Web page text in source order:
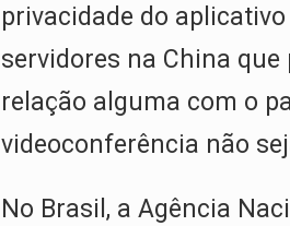
privacidade do
servidores na China
relação alguma com o
videoconferência não
No Brasil, a Agência